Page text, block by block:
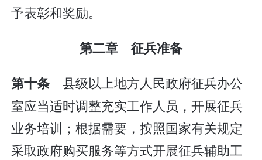
予表彰和奖励。
第二章 征兵准备
第十条 县级以上地方人民政府征兵办公
室应当适时调整充实工作人员，开展征兵
业务培训；根据需要，按照国家有关规定
采取政府购买服务等方式开展征兵辅助工